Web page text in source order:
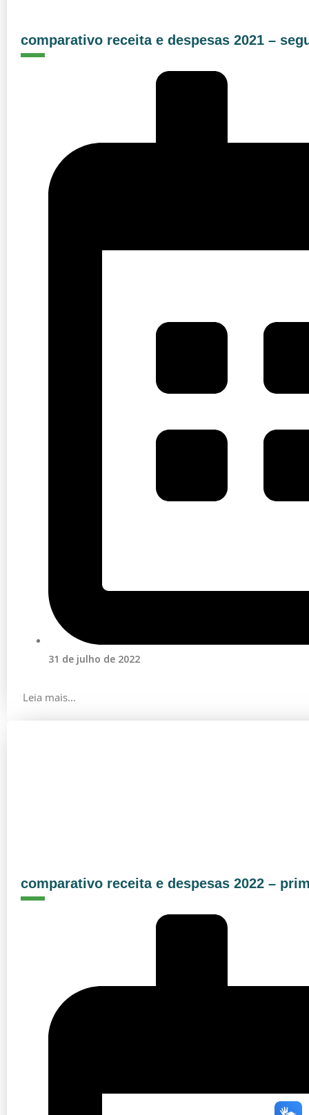
comparativo receita e despesas 2021 –
31 de julho de 2022
Leia mais...
comparativo receita e despesas 2022 –